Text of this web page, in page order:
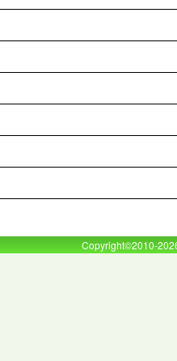
Copyright©2010-